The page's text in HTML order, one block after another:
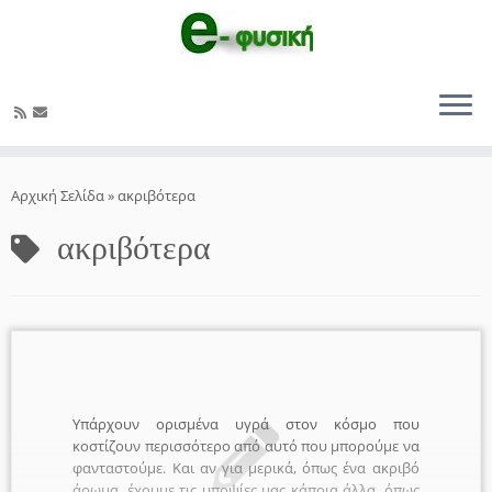
στο
Αρχική Σελίδα»ακριβότερα
ακριβότερα
Υπάρχουν ορισμένα υγρά στον κόσμο που
κοστίζουν περισσότερο από αυτό που μπορούμε να
φανταστούμε. Και αν για μερικά, όπως ένα ακριβό